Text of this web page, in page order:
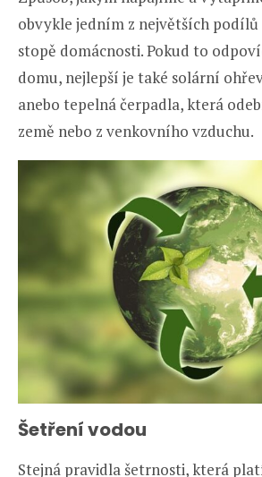
obvykle jedním z největších
stopě domácnosti. Pokud to
domu, nejlepší je také solární
anebo tepelná čerpadla, která
země nebo z venkovního vzduchu.
Šetření vodou
Stejná pravidla šetrnosti, která